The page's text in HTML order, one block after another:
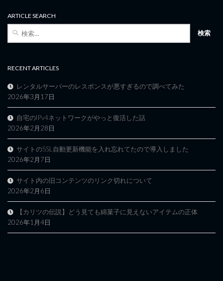
ARTICLE SEARCH
RECENT ARTICLES
レンタルサーバーのレスポンスが悪すぎるので調べてみた
2026年3月17日
自宅のIPv4ネットワークがやっと復活した話
2026年2月28日
サイトのSSL自動更新機能を入れ忘れてたので導入しました
2026年2月7日
サイト内の旧コンテンツのリンク切れについて
2026年2月6日
【カリツの伝説】どう見ても綿菓子に見えないアイテムの正体
2026年1月4日